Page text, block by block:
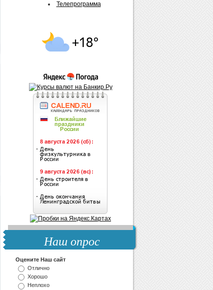
Телепрограмма
Наш опрос
Оцените Наш сайт
Отлично
Хорошо
Неплохо